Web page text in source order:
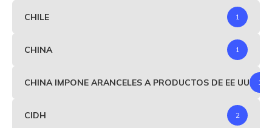
CHILE 1
CHINA 1
CHINA IMPONE ARANCELES A PRODUCTOS DE EE UU 1
CIDH 2